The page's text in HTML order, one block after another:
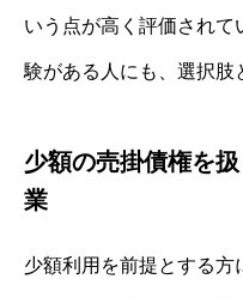
いう点が高く評価されて
験がある人にも、選択肢
少額の売掛債権を
業
少額利用を前提とする方